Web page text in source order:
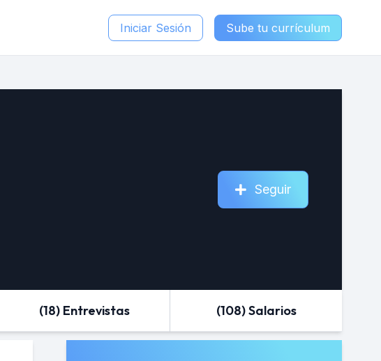
Iniciar Sesión Sube tu currículum
Seguir
(18) Entrevistas (108) Salarios